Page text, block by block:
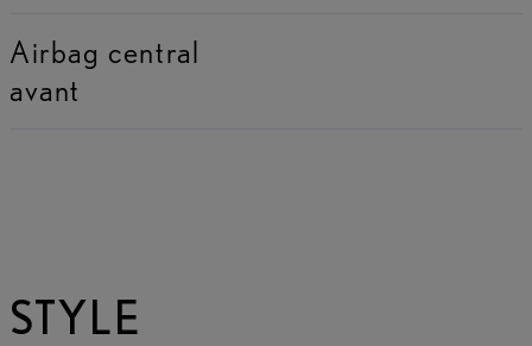
Airbag central
avant
STYLE